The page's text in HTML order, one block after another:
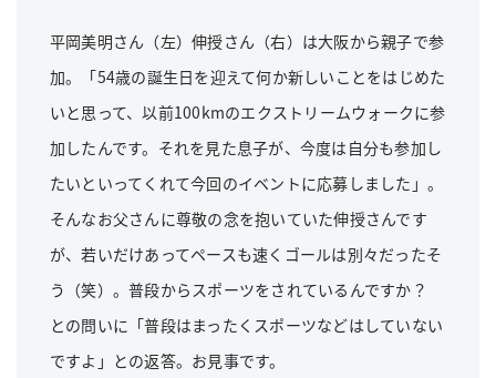
平岡美明さん（左）伸授さん（右）は大阪から親子で参
加。「54歳の誕生日を迎えて何か新しいことをはじめた
いと思って、以前100kmのエクストリームウォークに参
加したんです。それを見た息子が、今度は自分も参加し
たいといってくれて今回のイベントに応募しました」。
そんなお父さんに尊敬の念を抱いていた伸授さんです
が、若いだけあってペースも速くゴールは別々だったそ
う（笑）。普段からスポーツをされているんですか？
との問いに「普段はまったくスポーツなどはしていない
ですよ」との返答。お見事です。